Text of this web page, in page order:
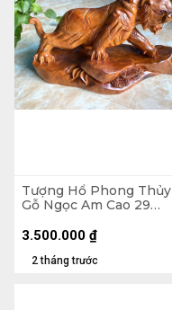
Tượng Hổ Phong Thủy
Gỗ Ngọc Am Cao 29
7kg
2 tháng trước
3.500.000 ₫